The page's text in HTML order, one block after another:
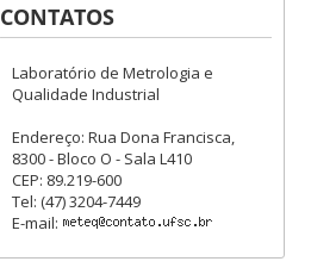
CONTATOS
Laboratório de Metrologia e
Qualidade Industrial
Endereço: Rua Dona Francisca,
8300 - Bloco O - Sala L410
CEP: 89.219-600
Tel: (47) 3204-7449
E-mail: